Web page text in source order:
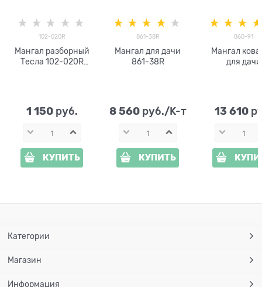
102-020R
Мангал разборный
Тесла 102-020R
1 150 руб.
КУПИТЬ
861-38R
Мангал для дачи
861-38R
8 560 руб./К-т
КУПИТЬ
860-91
Мангал
для дачи
13 610
Категории
Магазин
Информация